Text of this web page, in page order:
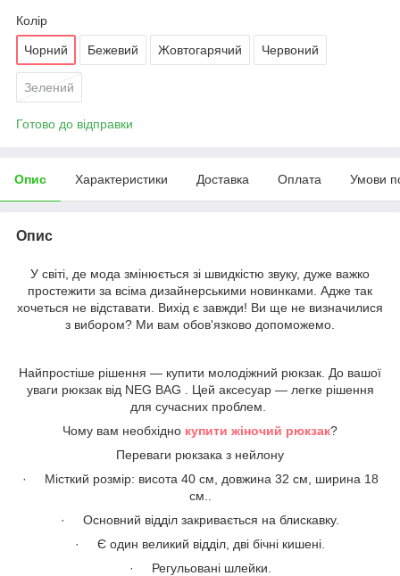
Колір
Чорний Бежевий Жовтогарячий Червоний
Зелений
Готово до відправки
Опис Характеристики Доставка Оплата Умови
Опис
У світі, де мода змінюється зі швидкістю звуку, дуже важко
простежити за всіма дизайнерськими новинками. Адже так
хочеться не відставати. Вихід є завжди! Ви ще не визначилися
з вибором? Ми вам обов'язково допоможемо.
Найпростіше рішення — купити молодіжний рюкзак. До вашої
уваги рюкзак від NEG BAG . Цей аксесуар — легке рішення
для сучасних проблем.
Чому вам необхідно купити жіночий рюкзак?
Переваги рюкзака з нейлону
· Місткий розмір: висота 40 см, довжина 32 см, ширина 18
см..
· Основний відділ закривається на блискавку.
· Є один великий відділ, дві бічні кишені.
· Регульовані шлейки.